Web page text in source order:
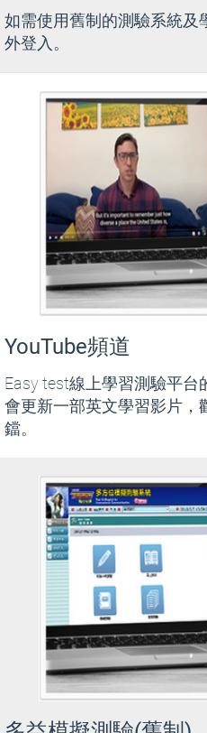
如需使用舊制的測驗系統及
外登入。
YouTube頻道
Easy test線上學習測驗平台
會更新一部英文學習影片，
鐺。